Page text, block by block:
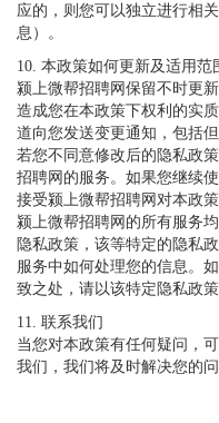
应的，则您可以独立进行相
息）。
10. 本政策如何更新及适用范
颍上微帮招聘网保留不时更
造成您在本政策下权利的实
道向您发送变更通知，包括
若您不同意修改后的隐私政
招聘网的服务。如果您继续
接受颍上微帮招聘网对本政
颍上微帮招聘网的所有服务
隐私政策，该等特定的隐私
服务中如何处理您的信息。
致之处，请以该特定隐私政
11. 联系我们
当您对本政策有任何疑问，
我们，我们将及时解决您的问